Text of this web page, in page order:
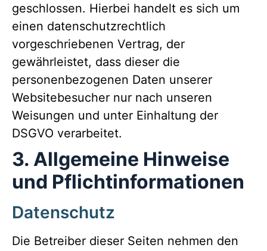
geschlossen. Hierbei handelt es sich um
einen datenschutzrechtlich
vorgeschriebenen Vertrag, der
gewährleistet, dass dieser die
personenbezogenen Daten unserer
Websitebesucher nur nach unseren
Weisungen und unter Einhaltung der
DSGVO verarbeitet.
3. Allgemeine Hinweise
und Pflicht­informationen
Datenschutz
Die Betreiber dieser Seiten nehmen den